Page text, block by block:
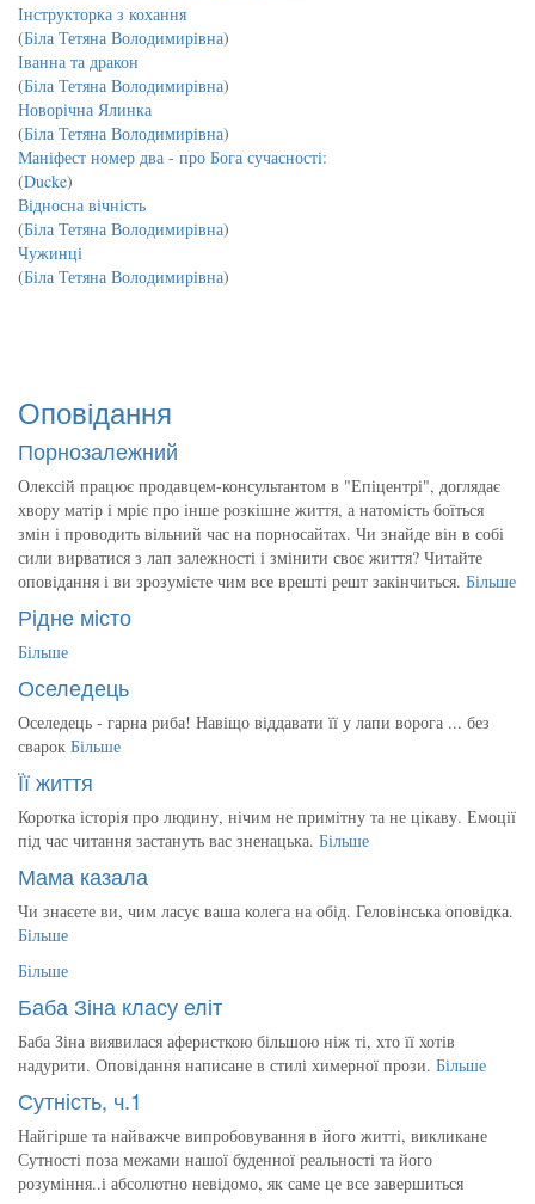
Інструкторка з кохання
(Біла Тетяна Володимирівна)
Іванна та дракон
(Біла Тетяна Володимирівна)
Новорічна Ялинка
(Біла Тетяна Володимирівна)
Маніфест номер два - про Бога сучасності:
(Ducke)
Відносна вічність
(Біла Тетяна Володимирівна)
Чужинці
(Біла Тетяна Володимирівна)
Оповідання
Порнозалежний
Олексій працює продавцем-консультантом в "Епіцентрі", доглядає
хвору матір і мріє про інше розкішне життя, а натомість боїться
змін і проводить вільний час на порносайтах. Чи знайде він в собі
сили вирватися з лап залежності і змінити своє життя? Читайте
оповідання і ви зрозумієте чим все врешті решт закінчиться. Більше
Рідне місто
Більше
Оселедець
Оселедець - гарна риба! Навіщо віддавати її у лапи ворога ... без
сварок Більше
Її життя
Коротка історія про людину, нічим не примітну та не цікаву. Емоції
під час читання застануть вас зненацька. Більше
Мама казала
Чи знаєете ви, чим ласує ваша колега на обід. Геловінська оповідка.
Більше
Більше
Баба Зіна класу еліт
Баба Зіна виявилася аферисткою більшою ніж ті, хто її хотів
надурити. Оповідання написане в стилі химерної прози. Більше
Сутність, ч.1
Найгірше та найважче випробовування в його житті, викликане
Сутності поза межами нашої буденної реальності та його
розуміння..і абсолютно невідомо, як саме це все завершиться